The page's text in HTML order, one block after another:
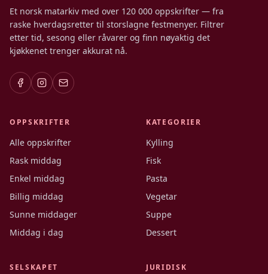
Et norsk matarkiv med over 120 000 oppskrifter — fra
raske hverdagsretter til storslagne festmenyer. Filtrer
etter tid, sesong eller råvarer og finn nøyaktig det
kjøkkenet trenger akkurat nå.
OPPSKRIFTER
Alle oppskrifter
Rask middag
Enkel middag
Billig middag
Sunne middager
Middag i dag
KATEGORIER
Kylling
Fisk
Pasta
Vegetar
Suppe
Dessert
SELSKAPET JURIDISK